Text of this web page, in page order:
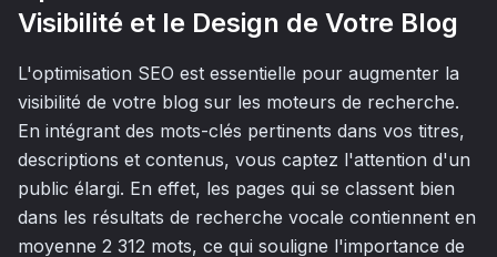
Visibilité et le Design de Votre Blog
L'optimisation SEO est essentielle pour augmenter la
visibilité de votre blog sur les moteurs de recherche.
En intégrant des mots-clés pertinents dans vos titres,
descriptions et contenus, vous captez l'attention d'un
public élargi. En effet, les pages qui se classent bien
dans les résultats de recherche vocale contiennent en
moyenne 2 312 mots, ce qui souligne l'importance de